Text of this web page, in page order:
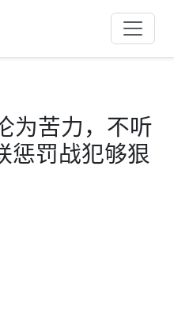
为苦力，不听
惩罚战犯够狠